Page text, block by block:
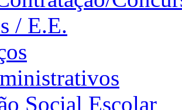
/ E.E.
Social Escolar